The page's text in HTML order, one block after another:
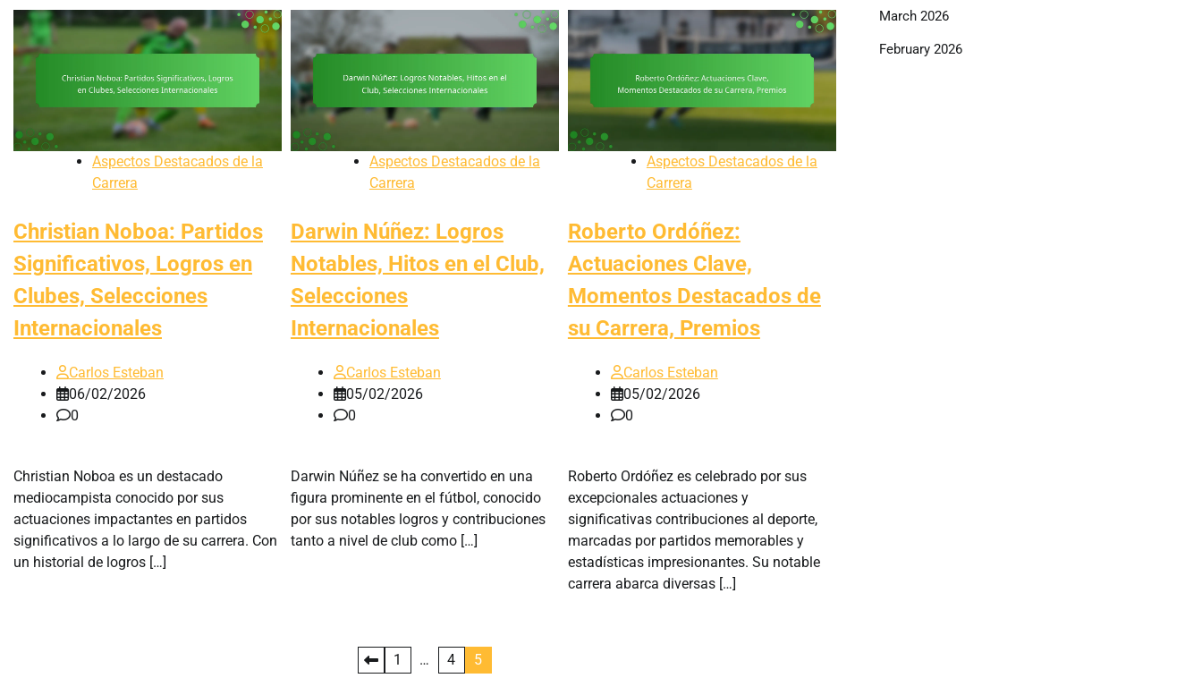
Aspectos Destacados de la
Carrera
Christian Noboa: Partidos
Significativos, Logros en
Clubes, Selecciones
Internacionales
Carlos Esteban
06/02/2026
0
Christian Noboa es un destacado
mediocampista conocido por sus
actuaciones impactantes en partidos
significativos a lo largo de su carrera. Con
un historial de logros […]
Aspectos Destacados de la
Carrera
Darwin Núñez: Logros
Notables, Hitos en el Club,
Selecciones
Internacionales
Carlos Esteban
05/02/2026
0
Darwin Núñez se ha convertido en una
figura prominente en el fútbol, conocido
por sus notables logros y contribuciones
tanto a nivel de club como […]
Aspectos Destacados de la
Carrera
Roberto Ordóñez:
Actuaciones Clave,
Momentos Destacados de
su Carrera, Premios
Carlos Esteban
05/02/2026
0
Roberto Ordóñez es celebrado por sus
excepcionales actuaciones y
significativas contribuciones al deporte,
marcadas por partidos memorables y
estadísticas impresionantes. Su notable
carrera abarca diversas […]
1 … 4 5
March 2026
February 2026